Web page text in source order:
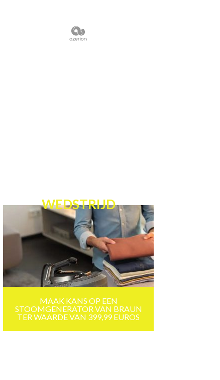
WEDSTRIJD
MAAK KANS OP EEN
STOOMGENERATOR VAN BRAUN
TER WAARDE VAN 399,99 EUROS